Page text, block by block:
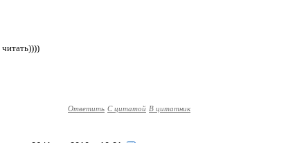
Ответить С цитатой В цитатник